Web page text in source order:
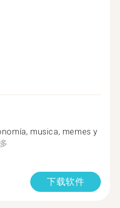
musica, memes y
下载软件